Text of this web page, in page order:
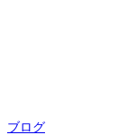
ブログ